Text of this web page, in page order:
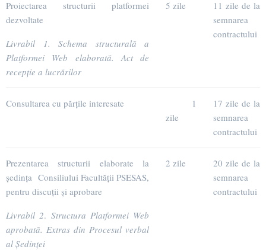
Proiectarea structurii platformei
dezvoltate
Livrabil 1. Schema structurală a
Platformei Web elaborată. Act de
recepție a lucrărilor
5 zile
11 zile de la
semnarea
contractului
Consultarea cu părțile interesate
1
zile
17 zile de la
semnarea
contractului
Prezentarea structurii elaborate la
ședința Consiliului Facultății PSESAS,
pentru discuții și aprobare
Livrabil 2. Structura Platformei Web
aprobată. Extras din Procesul verbal
al Ședinței
2 zile
20 zile de la
semnarea
contractului